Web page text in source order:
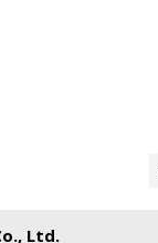
Ltd.